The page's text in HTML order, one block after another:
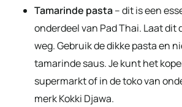
Tamarinde pasta– dit is een
onderdeel van Pad Thai. Laat dit
weg. Gebruik de dikke pasta en
tamarinde saus. Je kunt het
supermarkt of in de toko van
merk Kokki Djawa.